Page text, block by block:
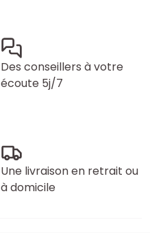
Des conseillers à votre
écoute 5j/7
Une livraison en retrait ou
à domicile